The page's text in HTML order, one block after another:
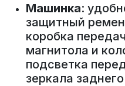
Машинка:
защитный
коробка
магнитола и
подсветка
зеркала